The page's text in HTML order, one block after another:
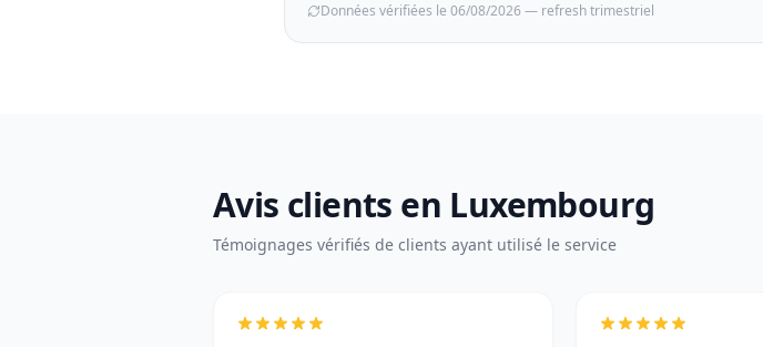
Données vérifiées le 06/08/2026 — refresh trimestriel
Avis clients en Luxembourg
Témoignages vérifiés de clients ayant utilisé le service